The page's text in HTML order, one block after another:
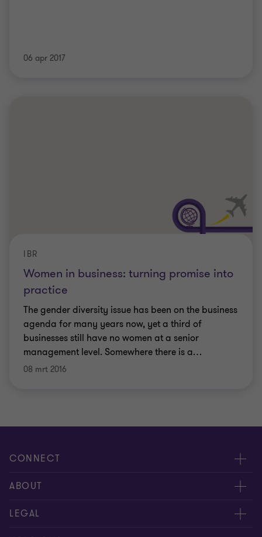
06 apr 2017
Women in business: turning promise into
practice
IBR
The gender diversity issue has been on the business
agenda for many years now, yet a third of
businesses still have no women at a senior
management level. Somewhere there is a…
08 mrt 2016
CONNECT
Contacteer ons
Geef ons uw feedback
ABOUT
Persberichten
LEGAL